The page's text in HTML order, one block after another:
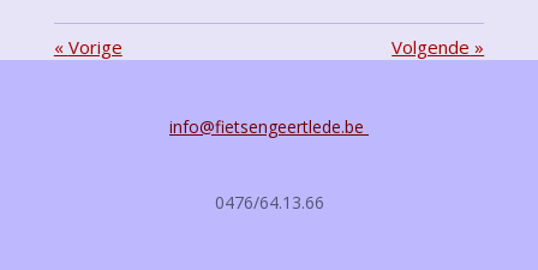
« Vorige Volgende »
info@fietsengeertlede.be
0476/64.13.66